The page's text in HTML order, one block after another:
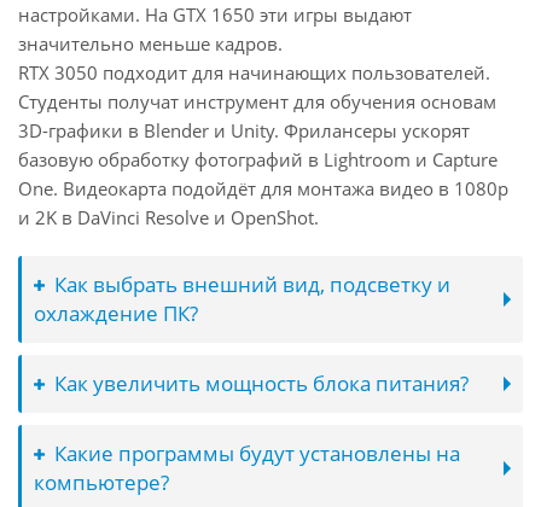
настройками. На GTX 1650 эти игры выдают
значительно меньше кадров.
RTX 3050 подходит для начинающих пользователей.
Студенты получат инструмент для обучения основам
3D-графики в Blender и Unity. Фрилансеры ускорят
базовую обработку фотографий в Lightroom и Capture
One. Видеокарта подойдёт для монтажа видео в 1080p
и 2K в DaVinci Resolve и OpenShot.
Как выбрать внешний вид, подсветку и
охлаждение ПК?
Как увеличить мощность блока питания?
Какие программы будут установлены на
компьютере?